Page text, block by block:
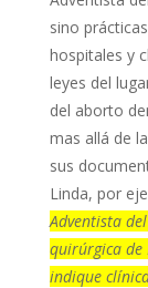
sino
hospitales y
leyes del
del aborto
mas allá de
sus
Linda, por
Adventista
quirúrgica de
indique